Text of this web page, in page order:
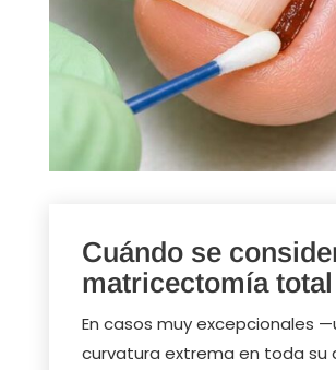
Cuándo se
matricectomía total
En casos muy excepcionales
curvatura extrema en toda su